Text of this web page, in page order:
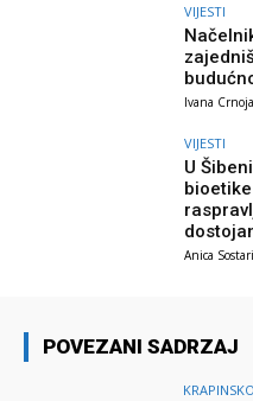
VIJESTI
Ivana Crnoja
VIJESTI
U
Anica
POVEZANI SADRZAJ